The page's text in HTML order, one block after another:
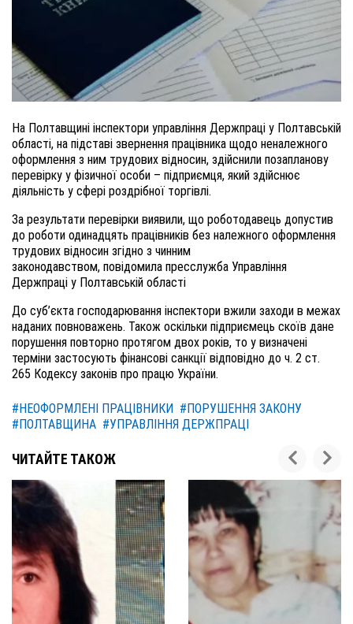
На Полтавщині інспектори управління Держпраці у Полтавській
області, на підставі звернення працівника щодо неналежного
оформлення з ним трудових відносин, здійснили позапланову
перевірку у фізичної особи – підприємця, який здійснює
діяльність у сфері роздрібної торгівлі.
За результати перевірки виявили, що роботодавець допустив
до роботи одинадцять працівників без належного оформлення
трудових відносин згідно з чинним
законодавством, повідомила пресслужба Управління
Держпраці у Полтавській області
До суб’єкта господарювання інспектори вжили заходи в межах
наданих повноважень. Також оскільки підприємець скоїв дане
порушення повторно протягом двох років, то у визначені
терміни застосують фінансові санкції відповідно до ч. 2 ст.
265 Кодексу законів про працю України.
#НЕОФОРМЛЕНІ ПРАЦІВНИКИ #ПОРУШЕННЯ ЗАКОНУ
#ПОЛТАВЩИНА #УПРАВЛІННЯ ДЕРЖПРАЦІ
ЧИТАЙТЕ ТАКОЖ